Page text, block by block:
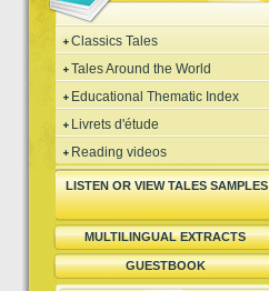
Classics Tales
Tales Around the World
Educational Thematic Index
Livrets d'étude
Reading videos
LISTEN OR VIEW TALES SAMPLES
MULTILINGUAL EXTRACTS
GUESTBOOK